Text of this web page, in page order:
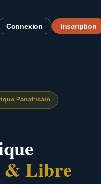
Connexion Inscription
Panafricain
& Libre